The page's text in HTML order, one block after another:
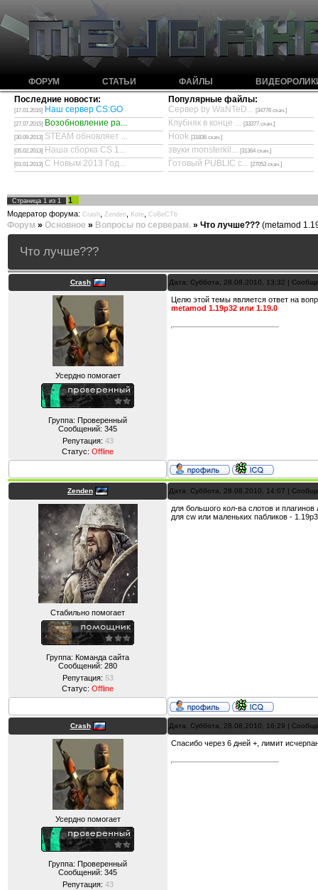
ФОРУМ СТАТЬИ ФАЙЛЫ
Последние новости:
[17.01.2016] Наш сервер CS:GO
[27.07.2015] Возобновление ра...
[30.09.2013] STEAM обновляет ...
[05.02.2013] Наша сборка CS 1...
[01.01.2013] С Новым 2013 Год...
Популярные файлы:
Сервер by WaNTeD... [34776 скач.]
Клубняк в конце ... [33377 скач.]
Hook [31836 скач.]
звуки monsterkil... [31364 скач.]
Готовый PUBLIC с... [27053 скач.]
Страница 1 из 1
1
Модератор форума: Crash Zenden Kote CoBeCTb
Форум » Основное » Вопросы по серверам. » Что лучше??? (metamod
Что лучше???
Crash Дата: Суббота, 28.08.2010, 13:32 |
Усердно помогает
Группа: Проверенный
Сообщений: 345
Репутация: 43
Статус: Offline
Целю этой темы является ответ на
metamod 1.19p32 или 1.19.0
Zenden Дата: Суббота, 28.08.2010, 14:07 |
Стабильно помогает
Группа: Команда сайта
Сообщений: 280
Репутация: 53
Статус: Offline
для большого кол-ва слотов и
для cw или маленьких пабликов -
Crash Дата: Суббота, 28.08.2010, 16:29 |
Усердно помогает
Группа: Проверенный
Сообщений: 345
Репутация: 43
Спасибо через 6 дней +, лимит